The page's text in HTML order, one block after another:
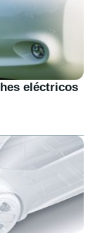
eléctricos